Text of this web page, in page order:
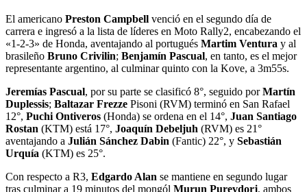
El americano Preston Campbell venció en el segundo día de
carrera e ingresó a la lista de líderes en Moto Rally2, encabezando el
«1-2-3» de Honda, aventajando al portugués Martim Ventura y al
brasileño Bruno Crivilin; Benjamín Pascual, en tanto, es el mejor
representante argentino, al culminar quinto con la Kove, a 3m55s.
Jeremías Pascual, por su parte se clasificó 8°, seguido porMartín
Duplessis; Baltazar Frezze Pisoni (RVM) terminó en San Rafael
12°, Puchi Ontiveros (Honda) se ordena en el 14°, Juan Santiago
Rostan (KTM) está 17°, Joaquín Debeljuh (RVM) es 21°
aventajando a Julián Sánchez Dabin (Fantic) 22°, y Sebastián
Urquía (KTM) es 25°.
Con respecto a R3, Edgardo Alan se mantiene en segundo lugar
tras culminar a 19 minutos del mongól Murun Purevdorj, ambos